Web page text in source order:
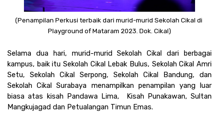
(Penampilan Perkusi terbaik dari murid-murid Sekolah Cikal di
Playground of Mataram 2023. Dok. Cikal)
Selama dua hari, murid-murid Sekolah Cikal dari berbagai
kampus, baik itu Sekolah Cikal Lebak Bulus, Sekolah Cikal Amri
Setu, Sekolah Cikal Serpong, Sekolah Cikal Bandung, dan
Sekolah Cikal Surabaya menampilkan penampilan yang luar
biasa atas kisah Pandawa Lima,  Kisah Punakawan, Sultan
Mangkujagad dan Petualangan Timun Emas.